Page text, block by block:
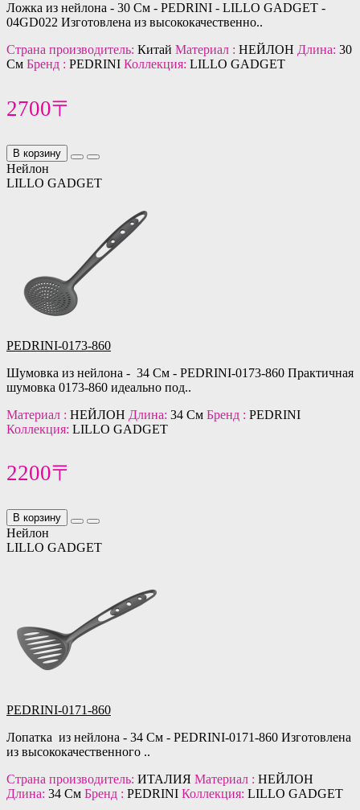
Ложка из нейлона - 30 См - PEDRINI - LILLO GADGET -
04GD022 Изготовлена из высококачественно..
Страна производитель: Китай Материал : НЕЙЛОН Длина: 30
См Бренд : PEDRINI Коллекция: LILLO GADGET
2700〒
В корзину
Нейлон
LILLO GADGET
PEDRINI-0173-860
Шумовка из нейлона - 34 См - PEDRINI-0173-860 Практичная
шумовка 0173-860 идеально под..
Материал : НЕЙЛОН Длина: 34 См Бренд : PEDRINI
Коллекция: LILLO GADGET
2200〒
В корзину
Нейлон
LILLO GADGET
PEDRINI-0171-860
Лопатка из нейлона - 34 См - PEDRINI-0171-860 Изготовлена
из высококачественного ..
Страна производитель: ИТАЛИЯ Материал : НЕЙЛОН
Длина: 34 См Бренд : PEDRINI Коллекция: LILLO GADGET